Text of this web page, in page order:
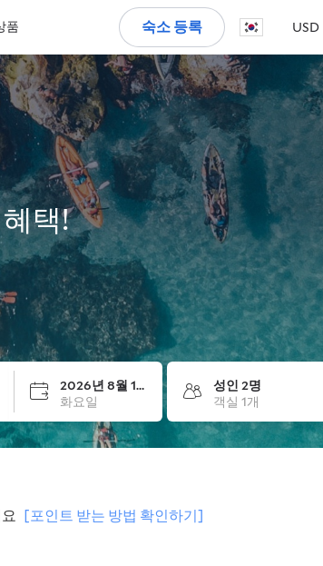
품 숙소 등록 USD
택!
2026년 8월 18일
화요일
성인 2명
객실 1개
[포인트 받는 방법 확인하기]